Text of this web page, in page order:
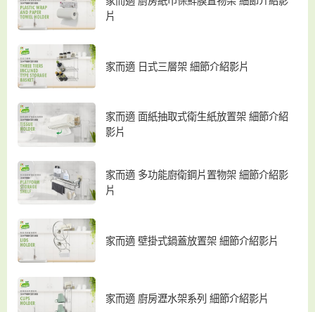
片
家而適 日式三層架 細節介紹影片
家而適 面紙抽取式衛生紙放置架 細節介紹
影片
家而適 多功能廚衛鋼片置物架 細節介紹影
片
家而適 壁掛式鍋蓋放置架 細節介紹影片
家而適 廚房瀝水架系列 細節介紹影片